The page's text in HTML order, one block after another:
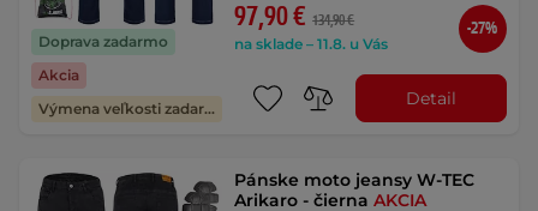
Doprava zadarmo
Akcia
Výmena veľkosti zadarmo
97,90 € 134,90 €
na sklade – 11.8. u Vás
-27%
Detail
Pánske moto jeansy W-TEC
Arikaro - čiernaAKCIA